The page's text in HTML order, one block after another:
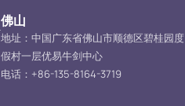
佛山
地址：中国广东省佛山市顺德区碧桂园度
假村一层优易牛剑中心
电话：+86-135-8164-3719